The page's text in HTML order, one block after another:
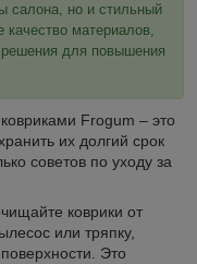
салона, но и стильный
материалов,
для повышения
Frogum – это
их долгий срок
советов по уходу за
коврики от
или тряпку,
Это